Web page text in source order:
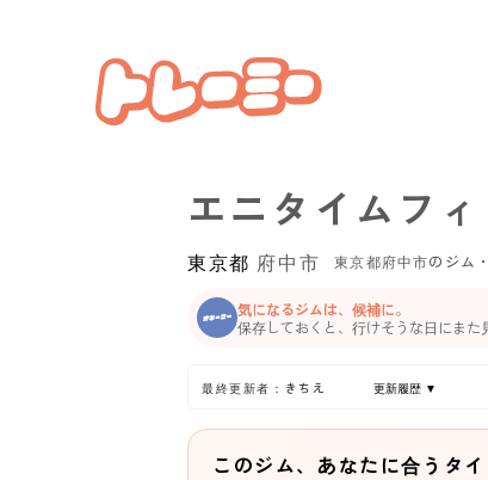
エニタイムフ
東京都 府中市 東京都府中市のジム
気になるジムは、候補に。
保存しておくと、行けそうな日にまた
最終更新者：きちえ 更新履歴 ▼
このジム、あなたに合うタイ